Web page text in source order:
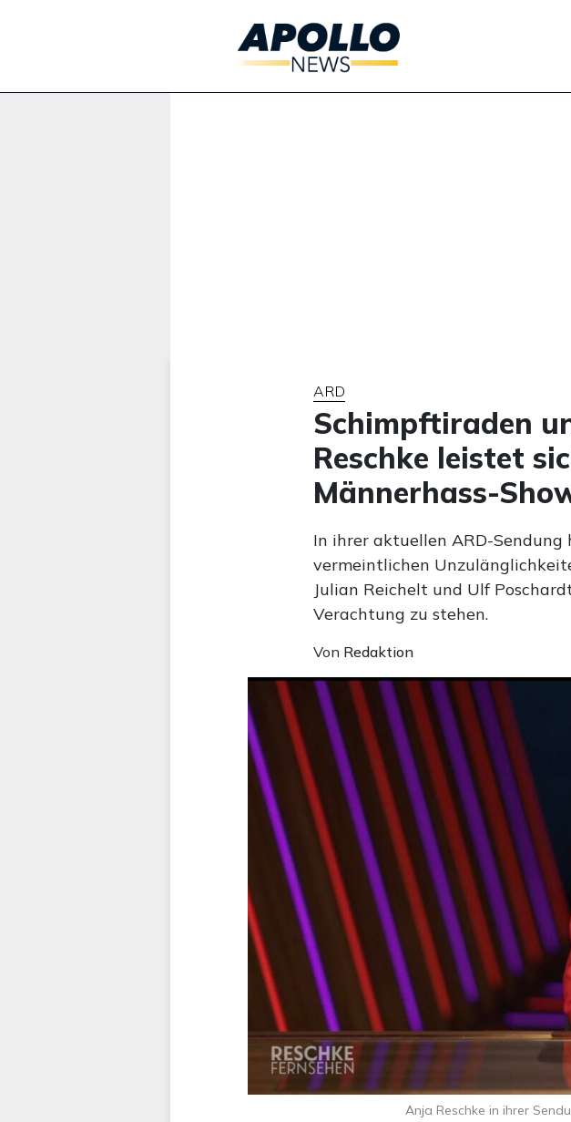
ARD
Schimpftiraden
Reschke leistet
Männerhass-
In ihrer aktuellen ARD-Sendung
vermeintlichen
Julian Reichelt und Ulf
Verachtung zu stehen.
Von Redaktion
Anja Reschke in ihrer